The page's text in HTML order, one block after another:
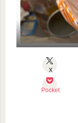
X
Pocket